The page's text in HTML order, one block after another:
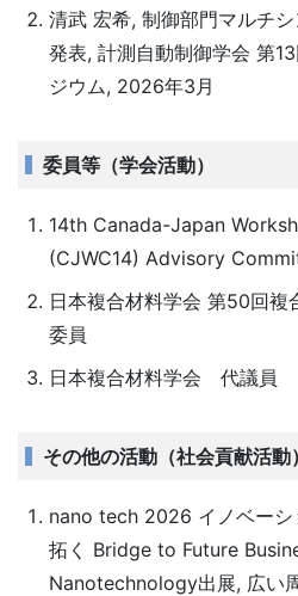
清武 宏希, 制御部門マルチ
発表, 計測自動制御学会 第
ジウム, 2026年3月
委員等（学会活動）
14th Canada-Japan
(CJWC14) Advisory
日本複合材料学会 第50回複
委員
日本複合材料学会 代議員
その他の活動（社会貢献活動）
nano tech 2026 イノベーシ
拓く Bridge to Future
Nanotechnology出展, 広い